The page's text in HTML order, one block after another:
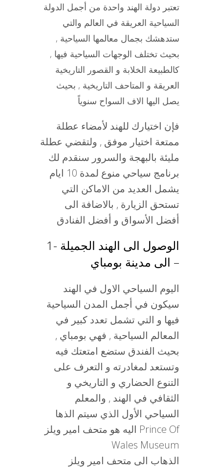
تعتبر دولة الهند واحدة من أجمل الدولة
السياحية العريقة في العالم والتي
ستدهشك بجمال معالمها السياحية ,
بحيث تختلف الوجهات السياحية فيها ,
كالطبيعة الخلابة و القصور التاريخية
العريقة و المتاحف التاريخية , بحيث
يصل اليها الاف السواح سنوياً
فإن اختيارك للهند لأمضاء عطلة
ممتعة اختيار موفق , ولتقضي عطلة
مليئة بالبهجة والسرور سنقدم لك
برنامج سياحي منوع لمدة 10 ايام
يشمل العديد من الاماكن التي
تستحق الزيارة , بالاضافة الى
أفضل الأسواق و أفضل الفنادق
1- الوصول الى الهند الجميلة
– الى مدينة بومباي
اليوم السياحي الاول في الهند
سيكون في أجمل المدن السياحية
فيها و التي تشمل تعدد كبير في
المعالم السياحية , فهي بومباي ,
بحيث الفندق ستضع امتعتك فيه
وتستعد لمغادرته و التعرف على
التنوع الحضاري و التاريخي و
الثقافي في الهند , والمعلم
السياحي الأول الذي سيتم الذها
اليه هو متحف امير ويلز Prince Of
Wales Museum
الذهاب الى متحف امير ويلز